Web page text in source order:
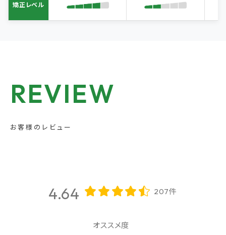
矯正レベル
REVIEW
お客様のレビュー
4.64 207件
オススメ度